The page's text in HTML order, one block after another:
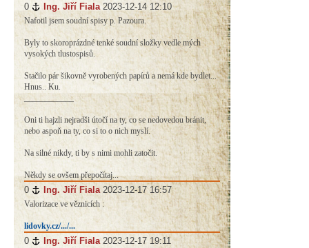
0 # Ing. Jiří Fiala 2023-12-14 12:10
Nafotil jsem soudní spisy p. Pazoura.
Byly to skoroprázdné tenké soudní složky vedle mých
vysokých tlustospisů.
Stačilo pár šikovně vyrobených papírů a nemá kde bydlet...
Hnus.. Ku.
____________
Oni ti hajzli nejradši útočí na ty, co se nedovedou bránit,
nebo aspoň na ty, co si to o nich myslí.
Na silné nikdy, ti by s nimi mohli zatočit.
Někdy se ovšem přepočítaj...
0 # Ing. Jiří Fiala 2023-12-17 16:57
Valorizace ve věznicích :
lidovky.cz/.../...
0 # Ing. Jiří Fiala 2023-12-17 19:11